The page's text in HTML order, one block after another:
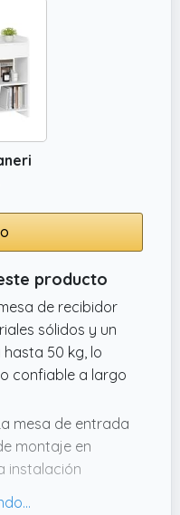
producto
de recibidor
sólidos y un
50 kg, lo
confiable a largo
mesa de entrada
montaje en
instalación